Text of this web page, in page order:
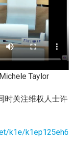
Taylor
时关注维权人士许
k1e/k1ep125eh6